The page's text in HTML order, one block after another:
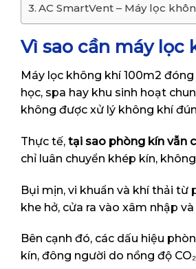
AC SmartVent – Máy lọc
Vì sao cần máy lọc
Máy lọc không khí 100m2
học, spa hay khu sinh hoạt
không được xử lý không khí
Thực tế, tại sao phòng kín vẫn
chỉ luân chuyển khép kín,
Bụi mịn, vi khuẩn và khí thải
khe hở, cửa ra vào xâm nhập
Bên cạnh đó, các dấu hiệu
kín, đông người do nồng độ